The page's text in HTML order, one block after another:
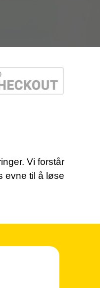
Vi forstår
evne til å løse